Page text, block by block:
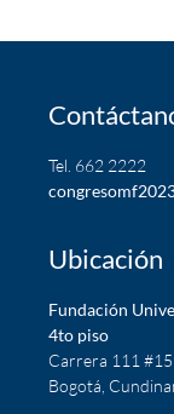
Tel. 662 2222
c
Ubicación
Fundación
4to piso
Carrera 111
Bogotá,